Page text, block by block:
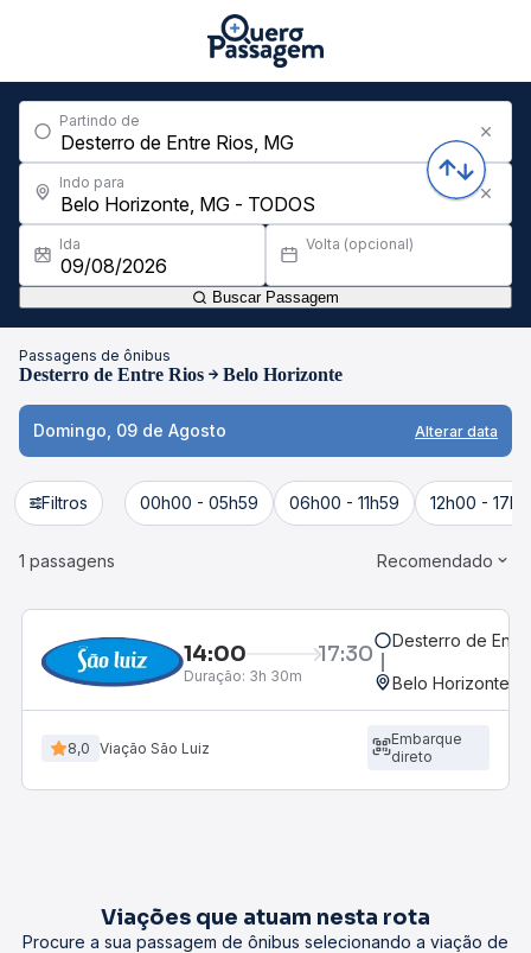
Partindo de
Indo para
Ida Volta (opcional)
Buscar Passagem
Passagens de ônibus
Desterro de Entre Rios Belo Horizonte
Domingo, 09 de Agosto Alterar data
Filtros 00h00 - 05h59 06h00 - 11h59 12h00 -
1 passagens Recomendado
14:00 17:30
Duração: 3h 30m
Desterro de
Belo Horizonte,
8,0 Viação São Luiz
Embarque
direto
Viações que atuam nesta rota
Procure a sua passagem de ônibus selecionando a viação de